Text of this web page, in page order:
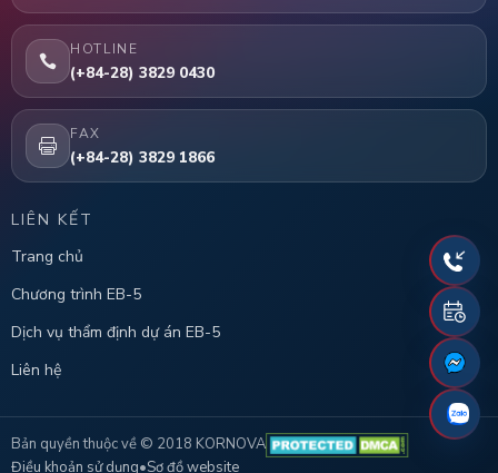
HOTLINE
(+84-28) 3829 0430
FAX
(+84-28) 3829 1866
LIÊN KẾT
Trang chủ
Chương trình EB-5
Dịch vụ thẩm định dự án EB-5
Liên hệ
Bản quyền thuộc về © 2018 KORNOVA
Điều khoản sử dụng•Sơ đồ website